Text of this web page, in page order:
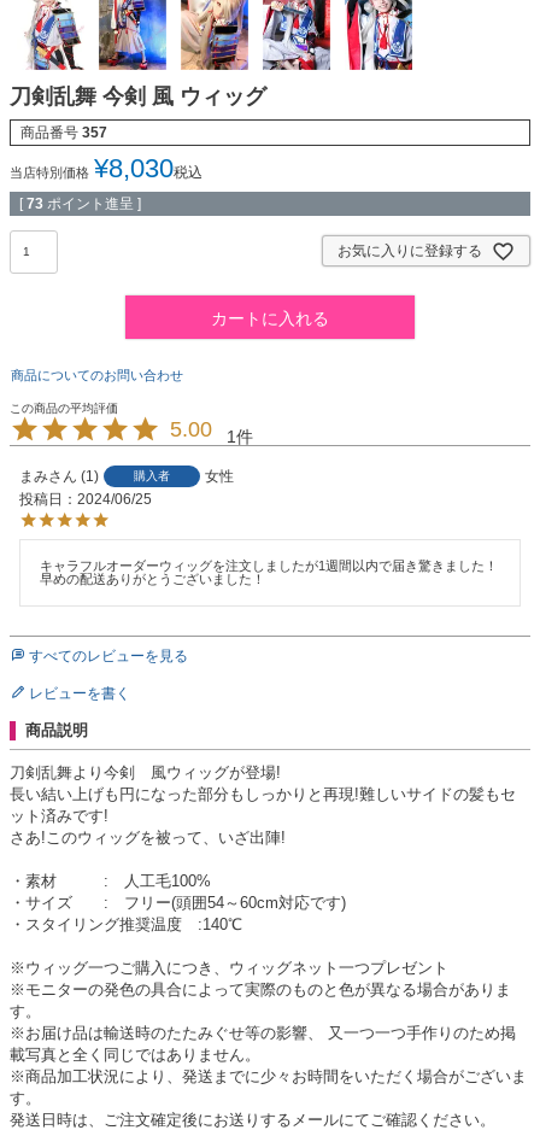
刀剣乱舞 今剣 風 ウィッグ
商品番号 357
当店特別価格 ¥8,030税込
[ 73 ポイント進呈 ]
お気に入りに登録する
カートに入れる
商品についてのお問い合わせ
5.00 1
まみ 1 購入者
女性
投稿日
2024/06/25
キャラフルオーダーウィッグを注文しましたが1週間以内で届き驚きました！
早めの配送ありがとうございました！
すべてのレビューを見る
レビューを書く
商品説明
刀剣乱舞より今剣 風ウィッグが登場!
長い結い上げも円になった部分もしっかりと再現!難しいサイドの髪もセ
ット済みです!
さあ!このウィッグを被って、いざ出陣!
・素材 : 人工毛100%
・サイズ : フリー(頭囲54～60cm対応です)
・スタイリング推奨温度 :140℃
※ウィッグ一つご購入につき、ウィッグネット一つプレゼント
※モニターの発色の具合によって実際のものと色が異なる場合がありま
す。
※お届け品は輸送時のたたみぐせ等の影響、 又一つ一つ手作りのため掲
載写真と全く同じではありません。
※商品加工状況により、発送までに少々お時間をいただく場合がございま
す。
発送日時は、ご注文確定後にお送りするメールにてご確認ください。